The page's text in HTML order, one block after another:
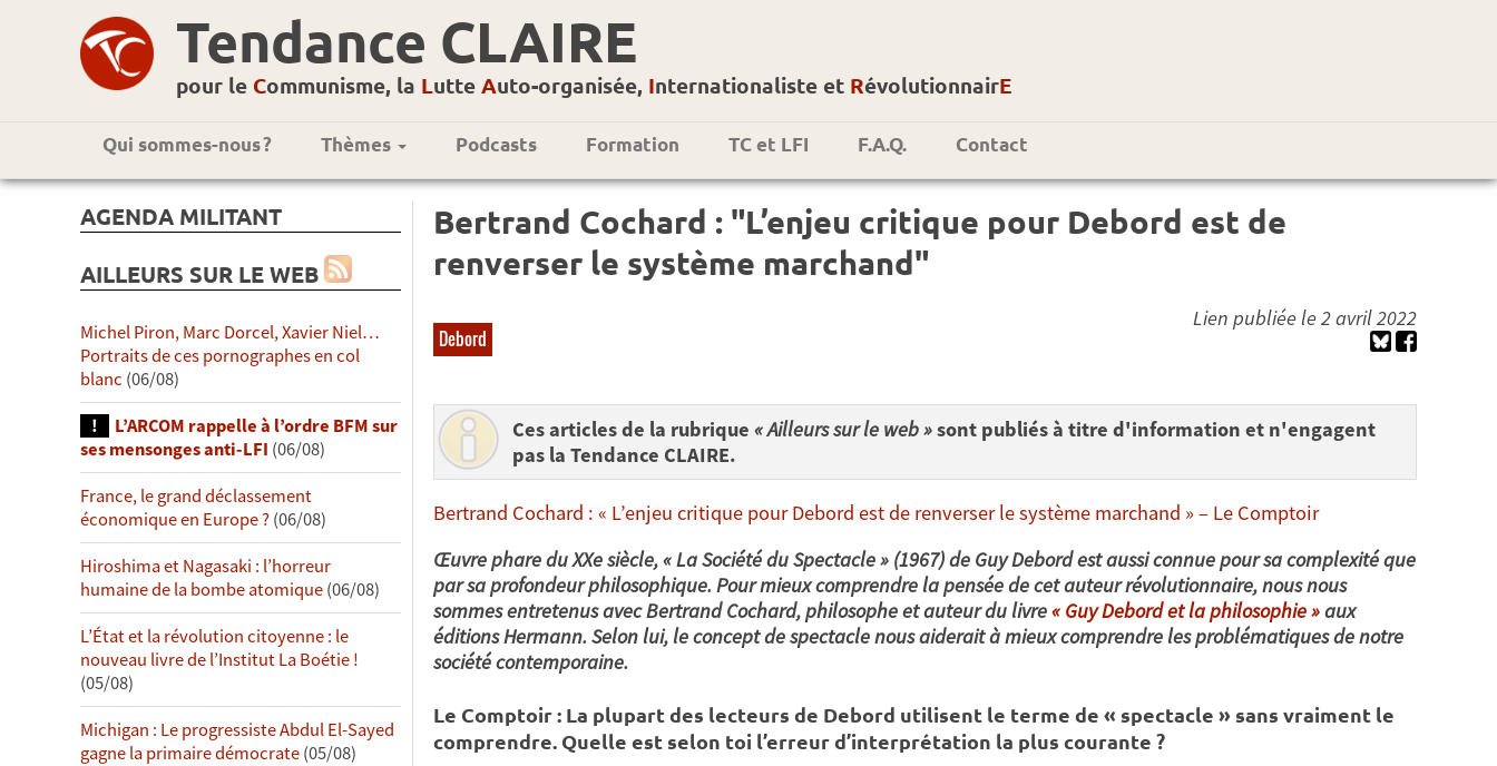
Tendance CLAIRE
pour le Communisme, la Lutte Auto-organisée, Internationaliste et RévolutionnairE
Qui sommes-nous ? Thèmes Podcasts Formation TC et LFI F.A.Q. Contact
AGENDA MILITANT
AILLEURS SUR LE WEB
Michel Piron, Marc Dorcel, Xavier Niel…
Portraits de ces pornographes en col
blanc (06/08)
L’ARCOM rappelle à l’ordre BFM sur
ses mensonges anti-LFI (06/08)
France, le grand déclassement
économique en Europe ?(06/08)
Hiroshima et Nagasaki : l’horreur
humaine de la bombe atomique(06/08)
L’État et la révolution citoyenne : le
nouveau livre de l’Institut La Boétie !
(05/08)
Michigan : Le progressiste Abdul El-Sayed
gagne la primaire démocrate(05/08)
Bertrand Cochard : "L’enjeu critique pour Debord est de
renverser le système marchand"
Debord
Lien publiée le 2 avril 2022
Ces articles de la rubrique « Ailleurs sur le web »sont publiés à titre d'information et n'engagent
pas la Tendance CLAIRE.
Bertrand Cochard : « L’enjeu critique pour Debord est de renverser le système marchand » – Le Comptoir
Œuvre phare du XXe siècle, « La Société du Spectacle » (1967) de Guy Debord est aussi connue pour sa complexité que
par sa profondeur philosophique. Pour mieux comprendre la pensée de cet auteur révolutionnaire, nous nous
sommes entretenus avec Bertrand Cochard, philosophe et auteur du livre« Guy Debord et la philosophie »aux
éditions Hermann. Selon lui, le concept de spectacle nous aiderait à mieux comprendre les problématiques de notre
société contemporaine.
Le Comptoir : La plupart des lecteurs de Debord utilisent le terme de « spectacle » sans vraiment le
comprendre. Quelle est selon toi l’erreur d’interprétation la plus courante ?